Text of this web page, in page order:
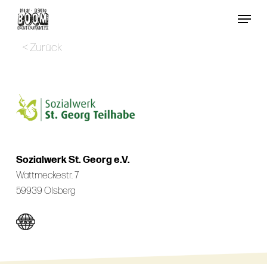
Menu
< Zurück
Sozialwerk St. Georg e.V.
Wattmeckestr. 7
59939 Olsberg